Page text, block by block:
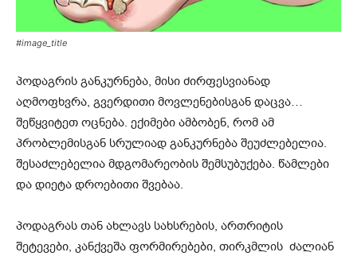
#image_title
პოდაგრის განკურნება, მისი ძირფესვიანად
აღმოფხვრა, გვერდითი მოვლენებისგან დაცვა…
შეწყვიტეთ ოცნება. ექიმები ამბობენ, რომ ამ
პრობლემისგან სრულიად განკურნება შეუძლებელია.
შესაძლებელია მდგომარეობის შემსუბუქება. წამლები
და დიეტა დროებითი შვებაა.
პოდაგრას თან ახლავს სახსრების, ართრიტის
შეტევები, კანქვეშა ფორმირებები, თირკმლის ძალიან